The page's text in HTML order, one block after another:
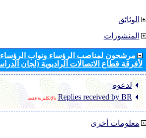
الوثائق
المنشورات
مرشحون لمناصب الرؤساء ونواب الرؤساء
لأفرقة قطاع الاتصالات الراديوية (لجان
لدعوة
Replies received by BR بالإنكليزية فقط
معلومات أخرى